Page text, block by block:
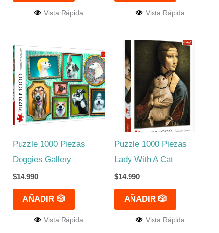
Vista Rápida Vista Rápida
Puzzle 1000 Piezas
Doggies Gallery
$14.990
AÑADIR 🎲
Vista Rápida
Puzzle 1000 Piezas
Lady With A Cat
$14.990
AÑADIR 🎲
Vista Rápida